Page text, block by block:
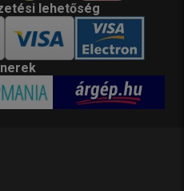
lehetőség